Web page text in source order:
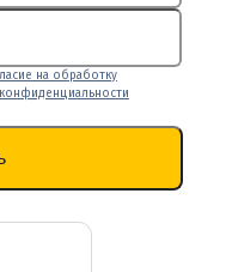
на обработку